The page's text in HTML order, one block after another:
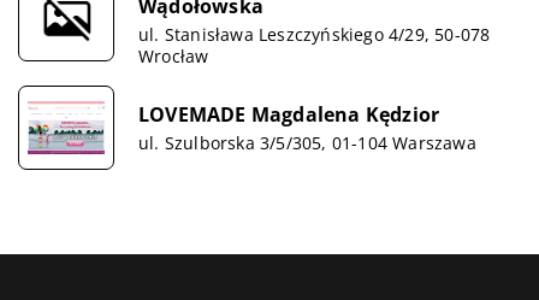
Wądołowska
ul. Stanisława Leszczyńskiego 4/29, 50-078
Wrocław
LOVEMADE Magdalena Kędzior
ul. Szulborska 3/5/305, 01-104 Warszawa